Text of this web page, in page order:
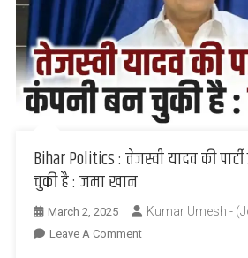
Bihar Politics : तेजस्वी यादव की
चुकी है : जमा खान
March 2, 2025 Kumar Umesh -
Leave A CommentOn